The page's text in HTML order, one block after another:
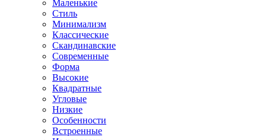
Маленькие
Стиль
Минимализм
Классические
Скандинавские
Современные
Форма
Высокие
Квадратные
Угловые
Низкие
Особенности
Встроенные